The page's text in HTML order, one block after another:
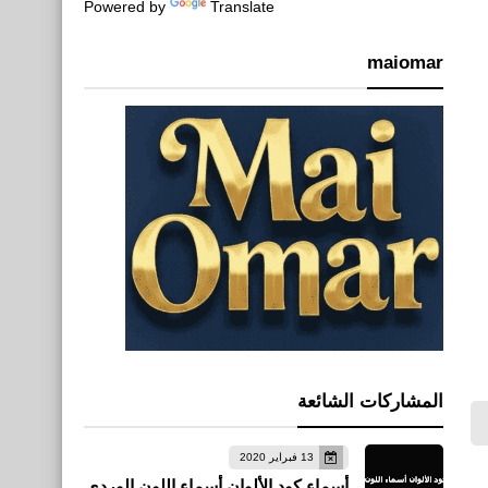
Powered by Translate
maiomar
المشاركات الشائعة
13 فبراير 2020